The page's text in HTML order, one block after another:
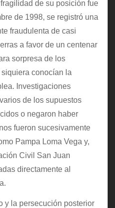
de su posición fue
de 1998, se registró una
fraudulenta de casi
a favor de un centenar
sorpresa de los
conocían la
Investigaciones
de los supuestos
o negaron haber
fueron sucesivamente
Pampa Loma Vega y,
Civil San Juan
directamente al
y la persecución posterior